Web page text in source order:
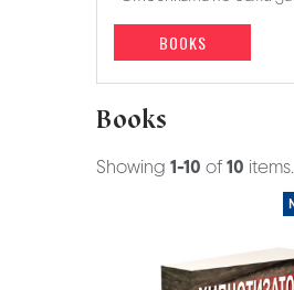
BOOKS
Books
Showing 1-10 of10 items.